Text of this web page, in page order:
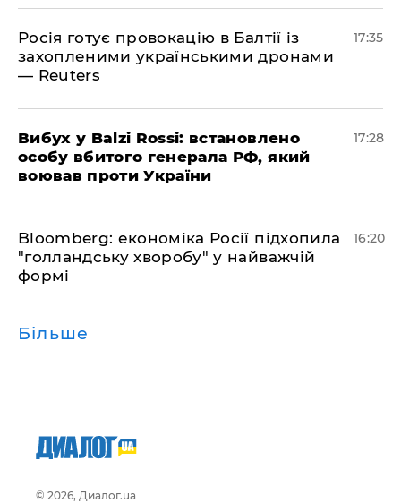
Росія готує провокацію в Балтії із
захопленими українськими дронами
— Reuters
17:35
​Вибух у Balzi Rossi: встановлено
особу вбитого генерала РФ, який
воював проти України
17:28
Bloomberg: економіка Росії підхопила
"голландську хворобу" у найважчій
формі
16:20
Більше
© 2026, Диалог.ua